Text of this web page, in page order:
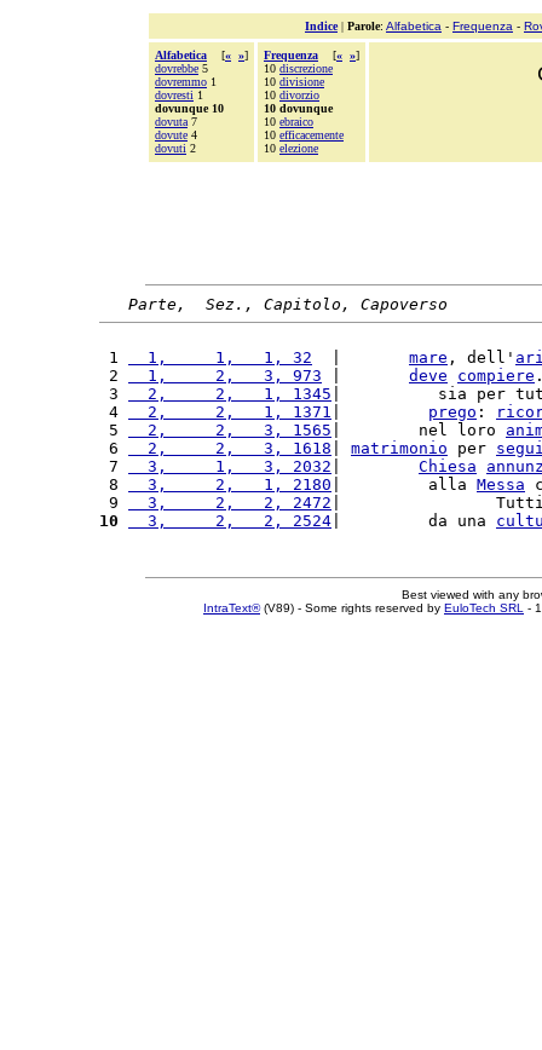
Indice| Parole: Alfabetica - Frequenza -
Alfabetica [« »]
dovrebbe 5
dovremmo 1
dovresti 1
dovunque 10
dovuta 7
dovute 4
dovuti 2
Frequenza [« »]
10 discrezione
10 divisione
10 divorzio
10 dovunque
10 ebraico
10 efficacemente
10 elezione
Parte,  Sez., Capitolo, Capoverso
1
  1,     1,   1, 32
mare , dell'
2
  1,     2,   3, 973
deve compiere
3
  2,     2,   1, 1345
|          sia per
4
  2,     2,   1, 1371
prego :
5
  2,     2,   3, 1565
|        nel loro
6
  2,     2,   3, 1618
matrimonio per
7
  3,     1,   3, 2032
Chiesa
8
  3,     2,   1, 2180
|         alla Messa
9
  3,     2,   2, 2472
|
10
  3,     2,   2, 2524
|         da una
Best viewed with any
IntraText®(V89) - Some rights reserved by EuloTech SRL -